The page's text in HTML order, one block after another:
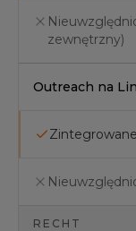
zewnętrzny)
Outreach na
RECHT